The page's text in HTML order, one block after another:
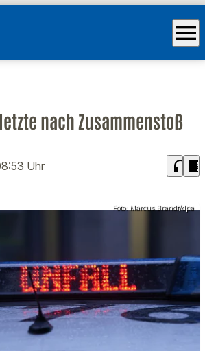
menu
nach Zusammenstoß
Uhr headphones chrome_reader_mode
Foto: Marcus Brandt/dpa